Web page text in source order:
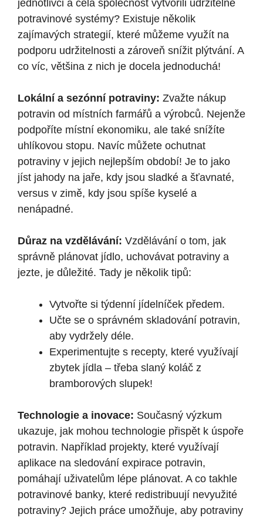
jednotlivci a celá společnost vytvořili udržitelné
potravinové systémy? Existuje několik
zajímavých strategií, které můžeme využít na
podporu udržitelnosti a zároveň snížit plýtvání. A
co víc, většina z nich je docela jednoduchá!
Lokální a sezónní potraviny: Zvažte nákup
potravin od místních farmářů a výrobců. Nejenže
podpoříte místní ekonomiku, ale také snížíte
uhlíkovou stopu. Navíc můžete ochutnat
potraviny v jejich nejlepším období! Je to jako
jíst jahody na jaře, kdy jsou sladké a šťavnaté,
versus v zimě, kdy jsou spíše kyselé a
nenápadné.
Důraz na vzdělávání: Vzdělávání o tom, jak
správně plánovat jídlo, uchovávat potraviny a
jezte, je důležité. Tady je několik tipů:
Vytvořte si týdenní jídelníček předem.
Učte se o správném skladování potravin,
aby vydržely déle.
Experimentujte s recepty, které využívají
zbytek jídla – třeba slaný koláč z
bramborových slupek!
Technologie a inovace: Současný výzkum
ukazuje, jak mohou technologie přispět k úspoře
potravin. Například projekty, které využívají
aplikace na sledování expirace potravin,
pomáhají uživatelům lépe plánovat. A co takhle
potravinové banky, které redistribuují nevyužité
potraviny? Jejich práce umožňuje, aby potraviny